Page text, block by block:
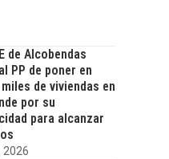
de Alcobendas
PP de poner en
de viviendas en
por su
para alcanzar
2026